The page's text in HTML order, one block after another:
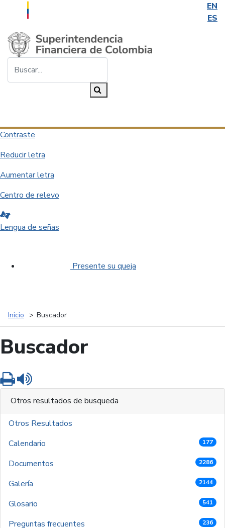
EN
ES
Saltar al contenido principal
Contraste
Reducir letra
Aumentar letra
Centro de relevo
Lengua de señas
Presente su queja
Inicio Buscador
Buscador
Imprimir
Otros resultados de busqueda
Otros Resultados
Calendario
177
Documentos 2286
Galería 2144
Glosario 541
Preguntas frecuentes 236